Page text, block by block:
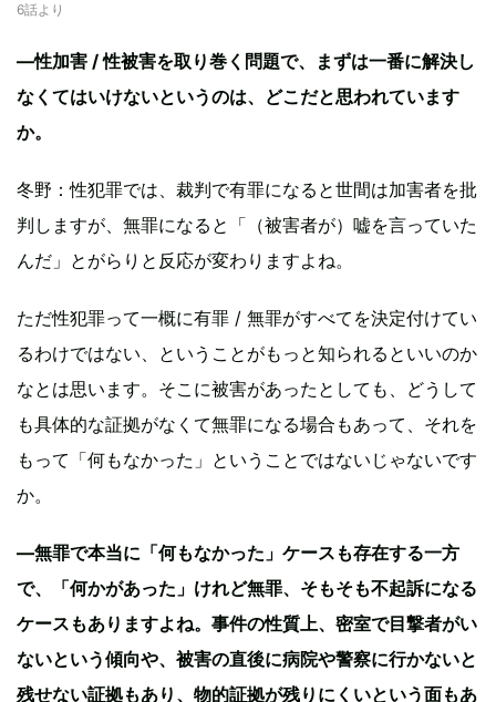
6話より
―性加害 / 性被害を取り巻く問題で、まずは一番に解決し
なくてはいけないというのは、どこだと思われています
か。
冬野：性犯罪では、裁判で有罪になると世間は加害者を批
判しますが、無罪になると「（被害者が）嘘を言っていた
んだ」とがらりと反応が変わりますよね。
ただ性犯罪って一概に有罪 / 無罪がすべてを決定付けてい
るわけではない、ということがもっと知られるといいのか
なとは思います。そこに被害があったとしても、どうして
も具体的な証拠がなくて無罪になる場合もあって、それを
もって「何もなかった」ということではないじゃないです
か。
—無罪で本当に「何もなかった」ケースも存在する一方
で、「何かがあった」けれど無罪、そもそも不起訴になる
ケースもありますよね。事件の性質上、密室で目撃者がい
ないという傾向や、被害の直後に病院や警察に行かないと
残せない証拠もあり、物的証拠が残りにくいという面もあ